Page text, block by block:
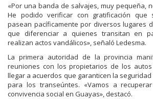
«Por una banda de salvajes, muy pequeña,
He podido verificar con gratificación que
pasean pacíficamente por diversos lugares
que diferenciar a quienes transitan en
realizan actos vandálicos», señaló Ledesma.
La primera autoridad de la provincia
reuniones con los propietarios de los
llegar a acuerdos que garanticen la
para los transeúntes. «Vamos a
convivencia social en Guayas», destacó.